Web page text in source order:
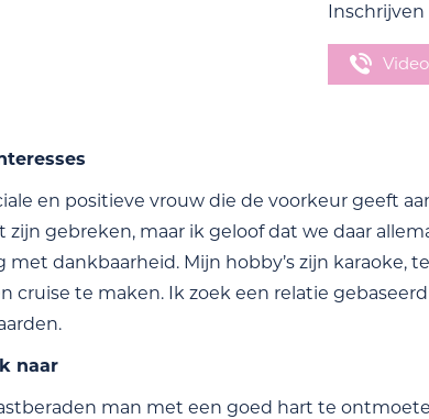
Inschrijven
en positieve vrouw die de voorkeur geeft
zijn gebreken, maar ik geloof dat we daar
met dankbaarheid. Mijn hobby’s zijn karaoke,
cruise te maken. Ik zoek een relatie
naar
man met een goed hart te